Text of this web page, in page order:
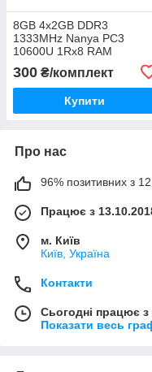
8GB 4x2GB DDR3
1333MHz Nanya PC3
10600U 1Rx8 RAM
300 ₴/комплект
Купити
Про нас
96% позитивних з
Працює з
м. Київ
Київ, Україна
Контакти
Сьогодні працює
Показати весь